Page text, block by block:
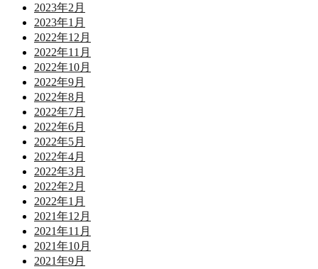
2023年2月
2023年1月
2022年12月
2022年11月
2022年10月
2022年9月
2022年8月
2022年7月
2022年6月
2022年5月
2022年4月
2022年3月
2022年2月
2022年1月
2021年12月
2021年11月
2021年10月
2021年9月